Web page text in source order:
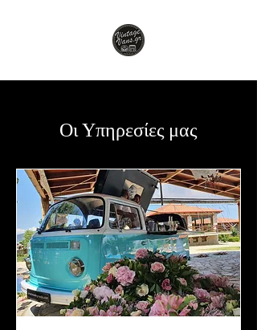
Οι Υπηρεσίες μας